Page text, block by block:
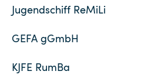
Jugendschiff ReMiLi
GEFA gGmbH
KJFE RumBa